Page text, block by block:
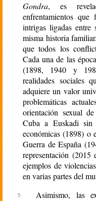
Gondra, es
enfrentamientos
intrigas ligadas
misma historia
que todos los
Cada una de las
(1898, 1940 y
realidades sociales
adquiere un valor
problemáticas
orientación sexual
Cuba a Euskadi sin
económicas (1898) o
Guerra de España
representación
ejemplos de
en varias partes del
Asimismo, las